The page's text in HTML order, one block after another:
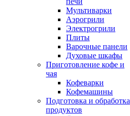
Мультиварки
Аэрогрили
Электрогрили
Плиты
Варочные панели
Духовые шкафы
Приготовление кофе и
чая
Кофеварки
Кофемашины
Подготовка и обработка
продуктов